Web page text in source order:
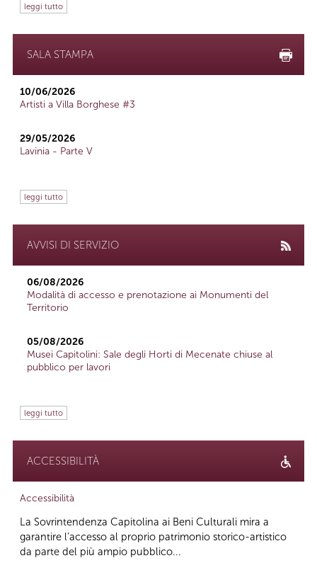
leggi tutto
SALA STAMPA
10/06/2026
Artisti a Villa Borghese #3
29/05/2026
Lavinia - Parte V
leggi tutto
AVVISI DI SERVIZIO
06/08/2026
Modalità di accesso e prenotazione ai Monumenti del
Territorio
05/08/2026
Musei Capitolini: Sale degli Horti di Mecenate chiuse al
pubblico per lavori
leggi tutto
ACCESSIBILITÀ
Accessibilità
La Sovrintendenza Capitolina ai Beni Culturali mira a
garantire l’accesso al proprio patrimonio storico-artistico
da parte del più ampio pubblico...